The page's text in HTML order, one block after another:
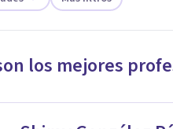
los mejores